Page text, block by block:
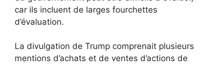
car ils incluent de larges fourchettes
d’évaluation.
La divulgation de Trump comprenait plusieurs
mentions d’achats et de ventes d’actions de